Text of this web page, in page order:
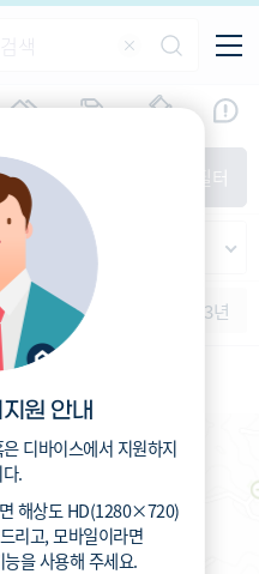
거래 전출입
인구
경매
전세 단지필터
상기준
월 1년 3년
원 안내
디바이스에서 지원하지
.
해상도 HD(1280×720)
리고, 모바일이라면
을 사용해 주세요.